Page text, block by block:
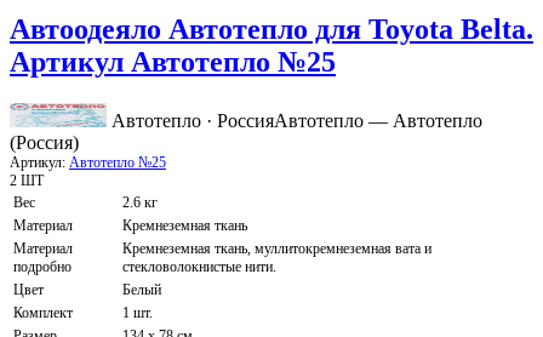
Автоодеяло Автотепло для Toyota Belta.
Артикул Автотепло №25
Автотепло · РоссияАвтотепло — Автотепло
(Россия)
Артикул: Автотепло №25
2 ШТ
Вес
2.6 кг
Материал
Кремнеземная ткань
Материал
подробно
Кремнеземная ткань, муллитокремнеземная вата и
стекловолокнистые нити.
Цвет
Белый
Комплект
1 шт.